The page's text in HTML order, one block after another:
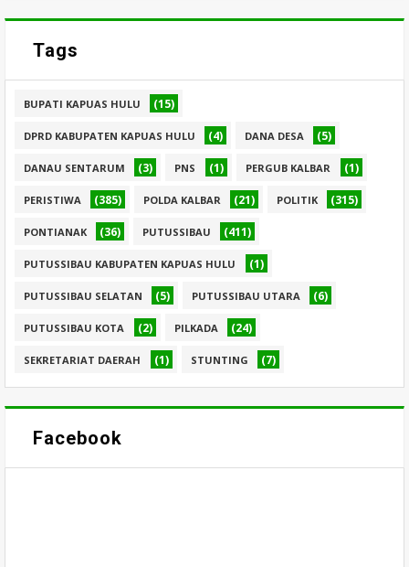
Tags
BUPATI KAPUAS HULU (15)
DPRD KABUPATEN KAPUAS HULU (4) DANA DESA (5)
DANAU SENTARUM (3) PNS (1) PERGUB KALBAR (1)
PERISTIWA (385) POLDA KALBAR (21) POLITIK (315)
PONTIANAK (36) PUTUSSIBAU (411)
PUTUSSIBAU KABUPATEN KAPUAS HULU (1)
PUTUSSIBAU SELATAN (5) PUTUSSIBAU UTARA (6)
PUTUSSIBAU KOTA (2) PILKADA (24)
SEKRETARIAT DAERAH (1) STUNTING (7)
Facebook